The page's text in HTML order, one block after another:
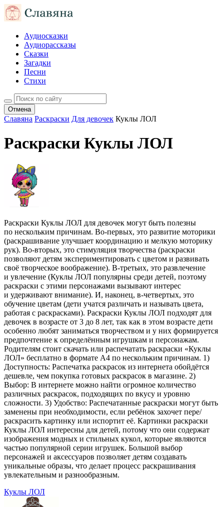
Аудиосказки
Аудиорассказы
Сказки
Загадки
Песни
Стихи
Отмена
Славяна Раскраски Для девочек Куклы ЛОЛ
Раскраски Куклы ЛОЛ
Раскраски Куклы ЛОЛ для девочек могут быть полезны
по нескольким причинам. Во-первых, это развитие моторики
(раскрашивание улучшает координацию и мелкую моторику
рук). Во-вторых, это стимуляция творчества (раскраски
позволяют детям экспериментировать с цветом и развивать
своё творческое воображение). В-третьих, это развлечение
и увлечение (Куклы ЛОЛ популярны среди детей, поэтому
раскраски с этими персонажами вызывают интерес
и удерживают внимание). И, наконец, в-четвертых, это
обучение цветам (дети учатся различать и называть цвета,
работая с раскрасками). Раскраски Куклы ЛОЛ подходят для
девочек в возрасте от 3 до 8 лет, так как в этом возрасте дети
особенно любят заниматься творчеством и у них формируется
предпочтение к определённым игрушкам и персонажам.
Родителям стоит скачать или распечатать раскраски «Куклы
ЛОЛ» бесплатно в формате A4 по нескольким причинам. 1)
Доступность: Распечатка раскрасок из интернета обойдётся
дешевле, чем покупка готовых раскрасок в магазине. 2)
Выбор: В интернете можно найти огромное количество
различных раскрасок, подходящих по вкусу и уровню
сложности. 3) Удобство: Распечатанные раскраски могут быть
заменены при необходимости, если ребёнок захочет пере/
раскрасить картинку или испортит её. Картинки раскраски
Куклы ЛОЛ интересны для детей, потому что они содержат
изображения модных и стильных кукол, которые являются
частью популярной серии игрушек. Большой выбор
персонажей и аксессуаров позволяет детям создавать
уникальные образы, что делает процесс раскрашивания
увлекательным и разнообразным.
Куклы ЛОЛ